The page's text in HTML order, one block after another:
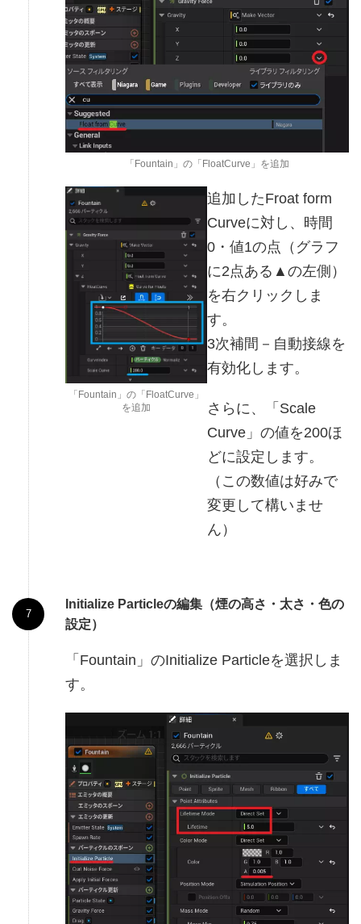
「Fountain」の「FloatCurve」を追加
「Fountain」の「FloatCurve」
を追加
追加したFroat form
Curveに対し、時間
0・値1の点（グラフ
に2点ある▲の左側）
を右クリックしま
す。
3次補間－自動接線を
有効化します。
さらに、「Scale
Curve」の値を200ほ
どに設定します。
（この数値は好みで
変更して構いませ
ん）
Initialize Particleの編集（煙の高さ・太さ・色の
設定）
「Fountain」のInitialize Particleを選択しま
す。